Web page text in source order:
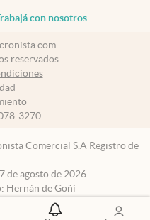
con nosotros
reservados
3270
Comercial S.A Registro de
de agosto de 2026
Hernán de Goñi